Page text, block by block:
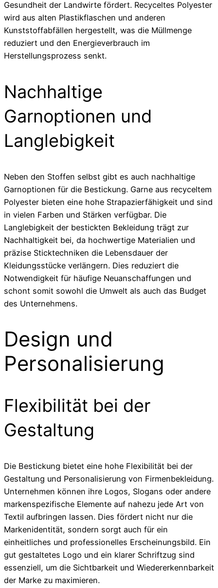
Gesundheit der Landwirte fördert. Recyceltes Polyester
wird aus alten Plastikflaschen und anderen
Kunststoffabfällen hergestellt, was die Müllmenge
reduziert und den Energieverbrauch im
Herstellungsprozess senkt.
Nachhaltige
Garnoptionen und
Langlebigkeit
Neben den Stoffen selbst gibt es auch nachhaltige
Garnoptionen für die Bestickung. Garne aus recyceltem
Polyester bieten eine hohe Strapazierfähigkeit und sind
in vielen Farben und Stärken verfügbar. Die
Langlebigkeit der bestickten Bekleidung trägt zur
Nachhaltigkeit bei, da hochwertige Materialien und
präzise Sticktechniken die Lebensdauer der
Kleidungsstücke verlängern. Dies reduziert die
Notwendigkeit für häufige Neuanschaffungen und
schont somit sowohl die Umwelt als auch das Budget
des Unternehmens.
Design und
Personalisierung
Flexibilität bei der
Gestaltung
Die Bestickung bietet eine hohe Flexibilität bei der
Gestaltung und Personalisierung von Firmenbekleidung.
Unternehmen können ihre Logos, Slogans oder andere
markenspezifische Elemente auf nahezu jede Art von
Textil aufbringen lassen. Dies fördert nicht nur die
Markenidentität, sondern sorgt auch für ein
einheitliches und professionelles Erscheinungsbild. Ein
gut gestaltetes Logo und ein klarer Schriftzug sind
essenziell, um die Sichtbarkeit und Wiedererkennbarkeit
der Marke zu maximieren.